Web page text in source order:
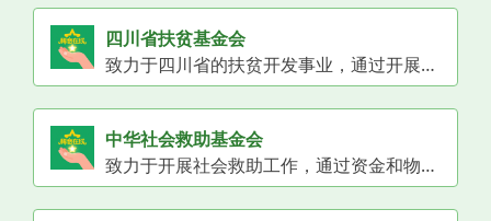
四川省扶贫基金会
致力于四川省的扶贫开发事业，通过开展产业扶贫、教育扶贫、健康扶贫、基础设施建设等项目，改善贫困地区的发展条件，帮助贫困群众脱贫致富。
中华社会救助基金会
致力于开展社会救助工作，通过资金和物资的捐赠，为困难群体提供帮助。